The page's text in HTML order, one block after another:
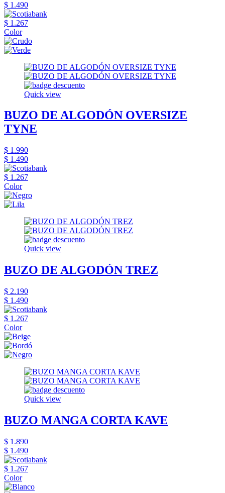
$ 1.490
$ 1.267
Color
Quick view
BUZO DE ALGODÓN OVERSIZE
TYNE
$ 1.990
$ 1.490
$ 1.267
Color
Quick view
BUZO DE ALGODÓN TREZ
$ 2.190
$ 1.490
$ 1.267
Color
Quick view
BUZO MANGA CORTA KAVE
$ 1.890
$ 1.490
$ 1.267
Color